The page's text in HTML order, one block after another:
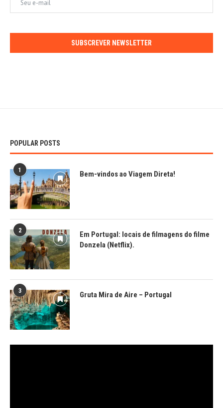
SUBSCREVER NEWSLETTER
POPULAR POSTS
1 Bem-vindos ao Viagem Direta!
2
Em Portugal: locais de filmagens do filme
Donzela (Netflix).
3 Gruta Mira de Aire – Portugal